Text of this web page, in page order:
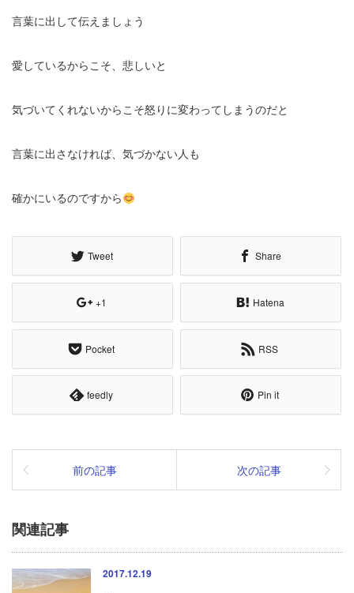
言葉に出して伝えましょう
愛しているからこそ、悲しいと
気づいてくれないからこそ怒りに変わってしまうのだと
言葉に出さなければ、気づかない人も
確かにいるのですから
Tweet Share
+1 Hatena
Pocket RSS
feedly Pin it
前の記事 次の記事
関連記事
2017.12.19